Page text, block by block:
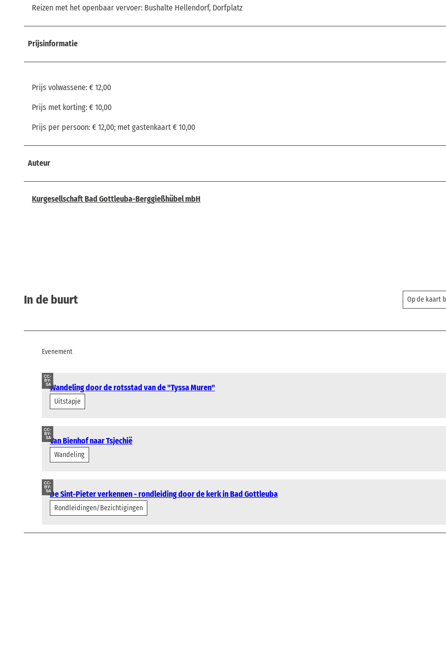
Reizen met het openbaar vervoer: Bushalte Hellendorf, Dorfplatz
Prijsinformatie
Prijs volwassene: € 12,00
Prijs met korting: € 10,00
Prijs per persoon: € 12,00; met gastenkaart € 10,00
Auteur
Kurgesellschaft Bad Gottleuba-Berggießhübel mbH
In de buurt Op de kaart
Evenement
CC-
BY-
SAWandeling door de rotsstad van de "Tyssa Muren"
Uitstapje
CC-
BY-
SAVan Bienhof naar Tsjechië
Wandeling
CC-
BY-
SADe Sint-Pieter verkennen - rondleiding door de kerk in Bad Gottleuba
Rondleidingen/Bezichtigingen